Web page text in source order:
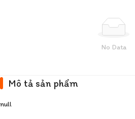
Mô tả sản phẩm
null
No Data